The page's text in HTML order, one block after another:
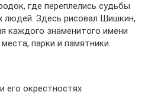
где переплелись судьбы
людей. Здесь рисовал Шишкин,
каждого знаменитого имени
парки и памятники.
его окрестностях